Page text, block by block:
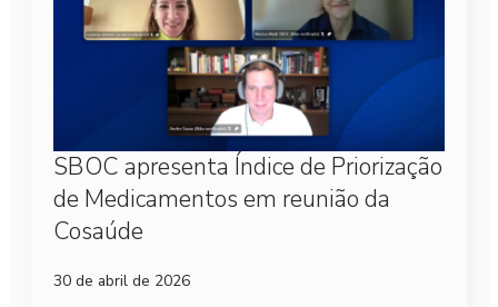
SBOC apresenta Índice de Priorização
de Medicamentos em reunião da
Cosaúde
30 de abril de 2026